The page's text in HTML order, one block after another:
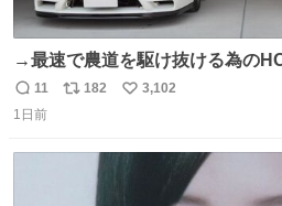
→最速で農道を駆け抜ける為の
会所に行く為のHONDA
返
信
11
リ
182
い
数
3,102
1日前